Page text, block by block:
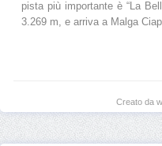
pista più importante è “La
3.269 m, e arriva a Malga
Creato da